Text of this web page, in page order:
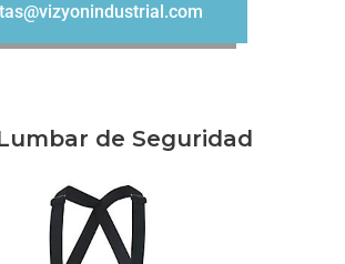
de Seguridad